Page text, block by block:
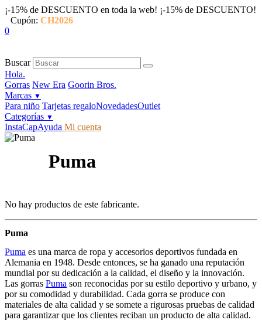
¡-15% de DESCUENTO en toda la web! ¡-15% de DESCUENTO!
Cupón: CH2026
0
Buscar
Hola.
Gorras New Era Goorin Bros.
Marcas ▼
Para niño Tarjetas regaloNovedadesOutlet
Categorías ▼
InstaCapAyuda Mi cuenta
Puma
No hay productos de este fabricante.
Puma
Puma es una marca de ropa y accesorios deportivos fundada en
Alemania en 1948. Desde entonces, se ha ganado una reputación
mundial por su dedicación a la calidad, el diseño y la innovación.
Las gorras Puma son reconocidas por su estilo deportivo y urbano, y
por su comodidad y durabilidad. Cada gorra se produce con
materiales de alta calidad y se somete a rigurosas pruebas de calidad
para garantizar que los clientes reciban un producto de alta calidad.